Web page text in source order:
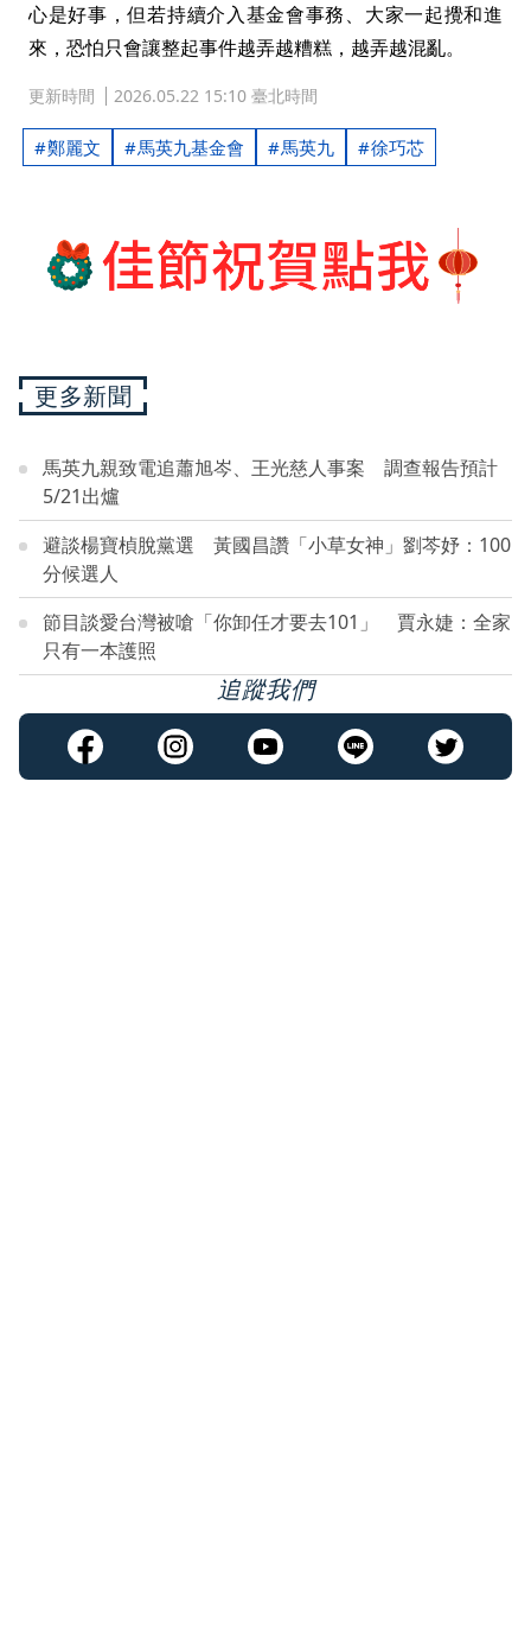
心是好事，但若持續介入基金會事務、大家一起攪和進
來，恐怕只會讓整起事件越弄越糟糕，越弄越混亂。
更新時間 2026.05.22 15:10 臺北時間
鄭麗文 馬英九基金會 馬英九 徐巧芯
更多新聞
馬英九親致電追蕭旭岑、王光慈人事案 調查報告預計
5/21出爐
避談楊寶楨脫黨選 黃國昌讚「小草女神」劉芩妤：100
分候選人
節目談愛台灣被嗆「你卸任才要去101」 賈永婕：全家
只有一本護照
追蹤我們